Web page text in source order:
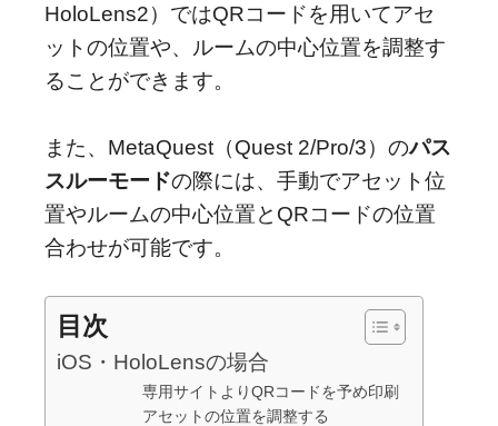
HoloLens2）ではQRコードを用いてアセ
ットの位置や、ルームの中心位置を調整す
ることができます。
また、MetaQuest（Quest 2/Pro/3）のパス
スルーモードの際には、手動でアセット位
置やルームの中心位置とQRコードの位置
合わせが可能です。
目次
iOS・HoloLensの場合
専用サイトよりQRコードを予め印刷
アセットの位置を調整する